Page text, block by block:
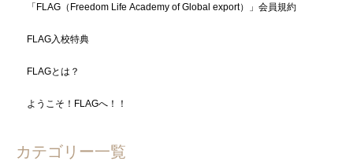
「FLAG（Freedom Life Academy of Global export）」会員規約
FLAG入校特典
FLAGとは？
ようこそ！FLAGへ！！
カテゴリー一覧